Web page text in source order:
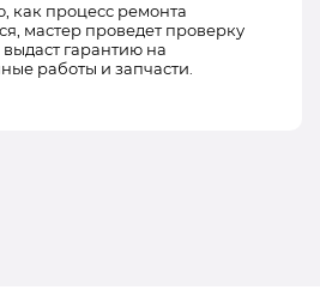
как процесс ремонта
мастер проведет проверку
гарантию на
работы и запчасти.